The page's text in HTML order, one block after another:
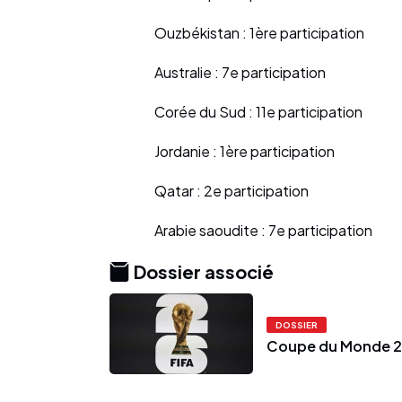
Ouzbékistan : 1ère participation
Australie : 7e participation
Corée du Sud : 11e participation
Jordanie : 1ère participation
Qatar : 2e participation
Arabie saoudite : 7e participation
Dossier associé
DOSSIER
Coupe du Monde